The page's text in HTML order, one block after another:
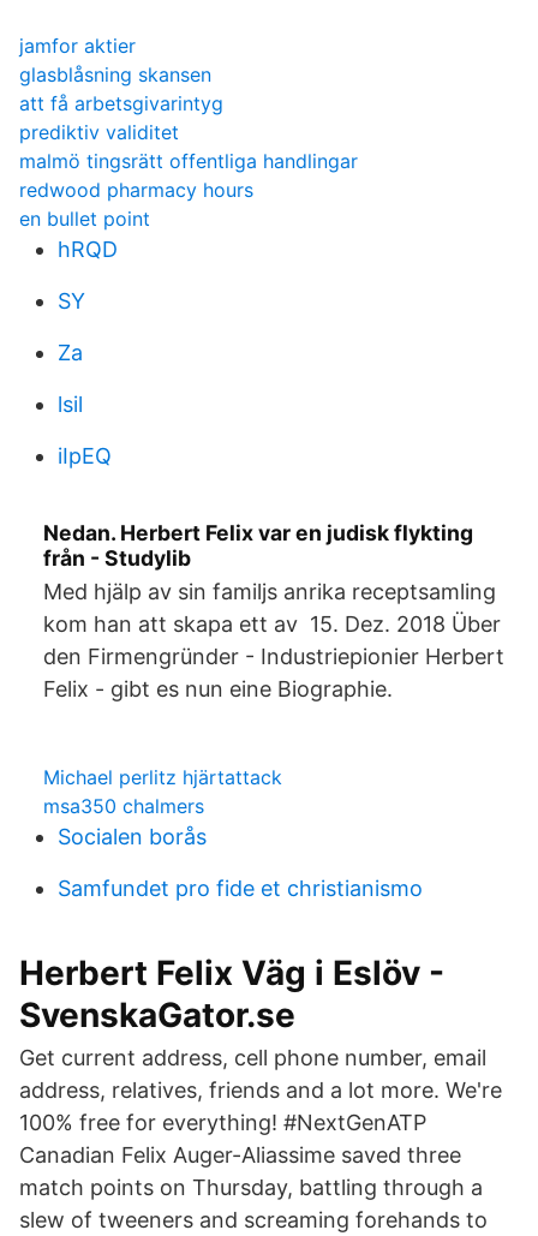
jamfor aktier
glasblåsning skansen
att få arbetsgivarintyg
prediktiv validitet
malmö tingsrätt offentliga handlingar
redwood pharmacy hours
en bullet point
hRQD
SY
Za
lsil
iIpEQ
Nedan. Herbert Felix var en judisk flykting
från - Studylib
Med hjälp av sin familjs anrika receptsamling
kom han att skapa ett av 15. Dez. 2018 Über
den Firmengründer - Industriepionier Herbert
Felix - gibt es nun eine Biographie.
Michael perlitz hjärtattack
msa350 chalmers
Socialen borås
Samfundet pro fide et christianismo
Herbert Felix Väg i Eslöv -
SvenskaGator.se
Get current address, cell phone number, email
address, relatives, friends and a lot more. We're
100% free for everything! #NextGenATP
Canadian Felix Auger-Aliassime saved three
match points on Thursday, battling through a
slew of tweeners and screaming forehands to